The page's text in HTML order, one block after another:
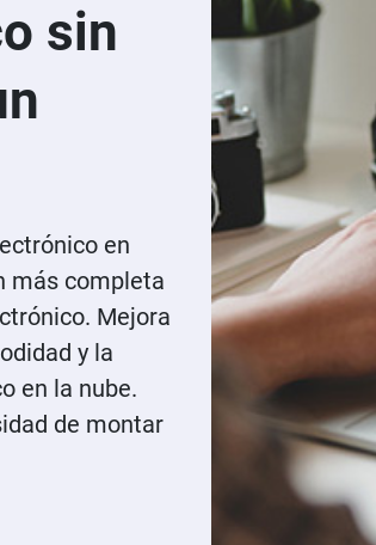
sin
en
más completa
Mejora
y la
en la nube.
de montar